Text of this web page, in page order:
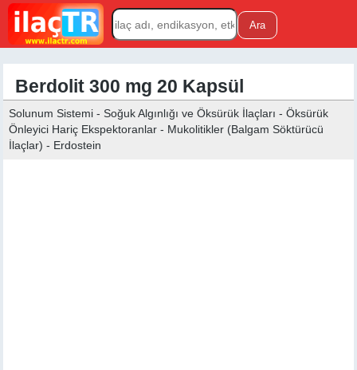
Berdolit 300 mg 20 Kapsül
Solunum Sistemi - Soğuk Algınlığı ve Öksürük İlaçları - Öksürük
Önleyici Hariç Ekspektoranlar - Mukolitikler (Balgam Söktürücü
İlaçlar) - Erdostein